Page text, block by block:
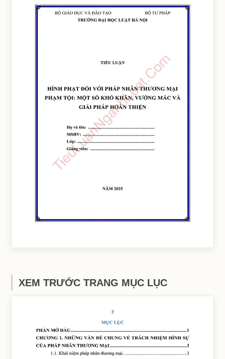
XEM TRƯỚC TRANG MỤC LỤC